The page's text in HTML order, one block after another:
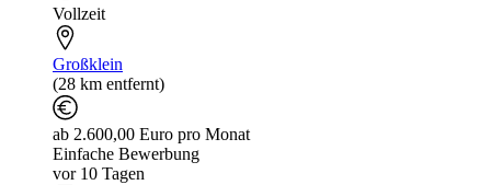
Vollzeit
Großklein
(28 km entfernt)
ab 2.600,00 Euro pro Monat
Einfache Bewerbung
vor 10 Tagen